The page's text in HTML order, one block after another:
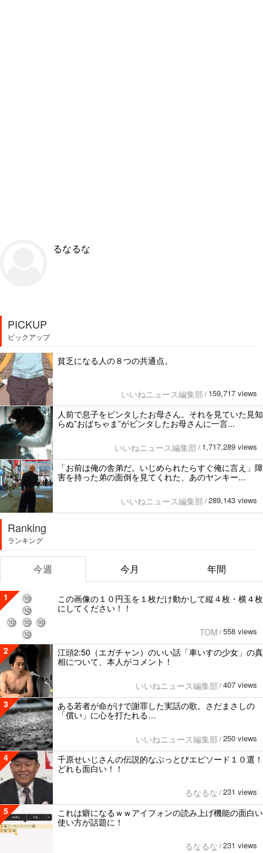
るなるな
PICKUP
ピックアップ
貧乏になる人の８つの共通点。
いいねニュース編集部 / 159,717 views
人前で息子をビンタしたお母さん。それを見ていた見知
らぬ”おばちゃま”がビンタしたお母さんに一言...
いいねニュース編集部 / 1,717,289 views
「お前は俺の舎弟だ。いじめられたらすぐ俺に言え」障
害を持った弟の面倒を見てくれた、あのヤンキー...
いいねニュース編集部 / 289,143 views
Ranking
ランキング
今週 今月 年間
1
この画像の１０円玉を１枚だけ動かして縦４枚・横４枚
にしてください！！
TOM / 558 views
2
江頭2:50（エガチャン）のいい話「車いすの少女」の真
相について、本人がコメント！
いいねニュース編集部 / 407 views
3
ある若者が命がけで謝罪した実話の歌。さだまさしの
「償い」に心を打たれる…
いいねニュース編集部 / 250 views
4
千原せいじさんの伝説的なぶっとびエピソード１０選！
どれも面白い！！
るなるな / 231 views
5
これは癖になるｗｗアイフォンの読み上げ機能の面白い
使い方が話題に！
るなるな / 231 views